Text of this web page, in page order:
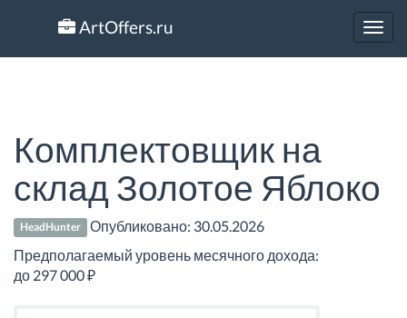
ArtOffers.ru
Комплектовщик на
склад Золотое Яблоко
HeadHunter Опубликовано: 30.05.2026
Предполагаемый уровень месячного дохода:
до 297 000 ₽